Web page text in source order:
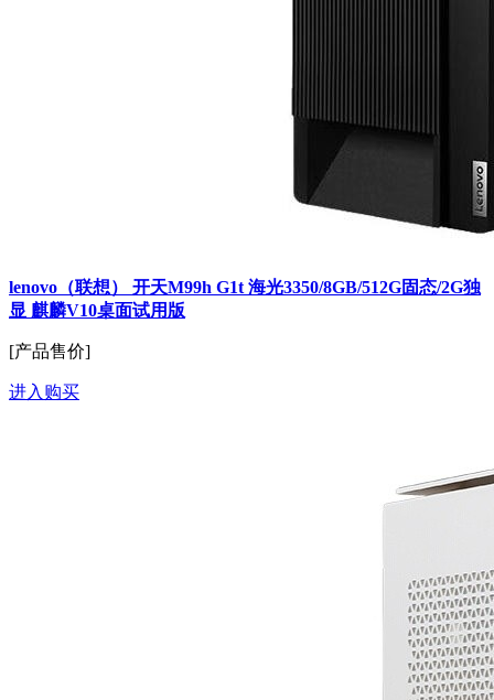
lenovo（联想） 开天M99h G1t 海光3350/8GB/512G固态/2G独
显 麒麟V10桌面试用版
[产品售价]
进入购买